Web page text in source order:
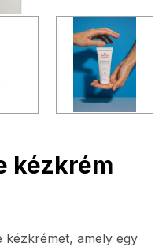
kézkrém
kézkrémet, amely egy